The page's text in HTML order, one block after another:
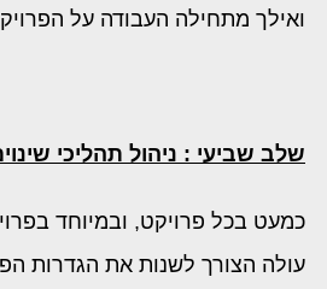
ואילך מתחילה העבודה על
שלב שביעי : ניהול תהליכי
כמעט בכל פרויקט, ובמיוחד